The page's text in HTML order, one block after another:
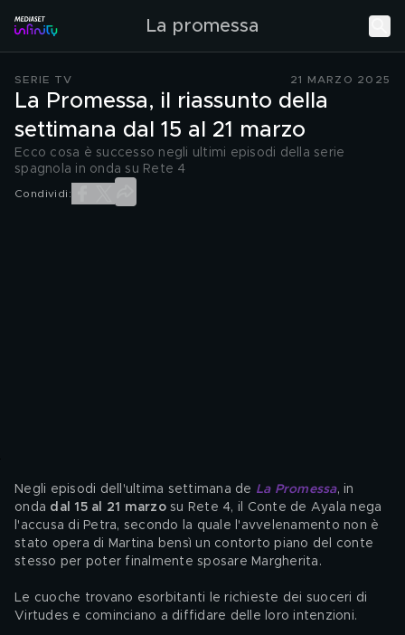
La promessa
SERIE TV 21 MARZO 2025
La Promessa, il riassunto della
settimana dal 15 al 21 marzo
Ecco cosa è successo negli ultimi episodi della serie
spagnola in onda su Rete 4
Condividi:
Negli episodi dell'ultima settimana de La Promessa, in
onda dal 15 al 21 marzo su Rete 4, il Conte de Ayala nega
l'accusa di Petra, secondo la quale l'avvelenamento non è
stato opera di Martina bensì un contorto piano del conte
stesso per poter finalmente sposare Margherita.
Le cuoche trovano esorbitanti le richieste dei suoceri di
Virtudes e cominciano a diffidare delle loro intenzioni.